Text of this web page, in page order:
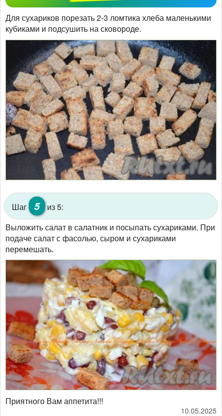
Для сухариков порезать 2-3 ломтика хлеба маленькими
кубиками и подсушить на сковороде.
Шаг 5
из 5:
Выложить салат в салатник и посыпать сухариками. При
подаче салат с фасолью, сыром и сухариками
перемешать.
Приятного Вам аппетита!!!
10.05.2025